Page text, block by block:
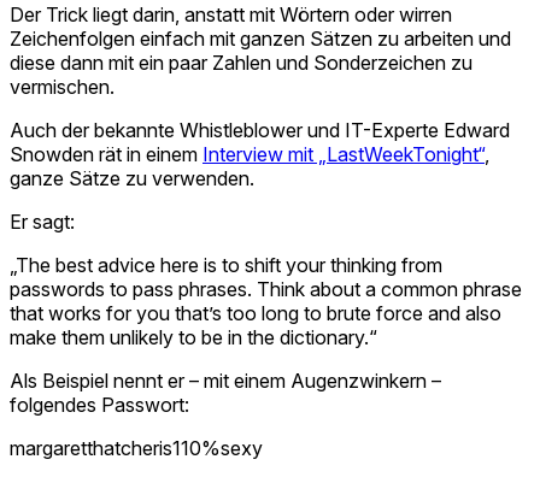
Der Trick liegt darin, anstatt mit Wörtern oder wirren
Zeichenfolgen einfach mit ganzen Sätzen zu arbeiten und
diese dann mit ein paar Zahlen und Sonderzeichen zu
vermischen.
Auch der bekannte Whistleblower und IT-Experte Edward
Snowden rät in einem Interview mit „LastWeekTonight“,
ganze Sätze zu verwenden.
Er sagt:
„The best advice here is to shift your thinking from
passwords to pass phrases. Think about a common phrase
that works for you that’s too long to brute force and also
make them unlikely to be in the dictionary.“
Als Beispiel nennt er – mit einem Augenzwinkern –
folgendes Passwort:
margaretthatcheris110%sexy